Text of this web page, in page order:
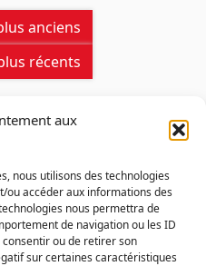
aux
nous utilisons des technologies
ou accéder aux informations des
nous permettra de
de navigation ou les ID
consentir ou de retirer son
sur certaines caractéristiques
anciens
récents